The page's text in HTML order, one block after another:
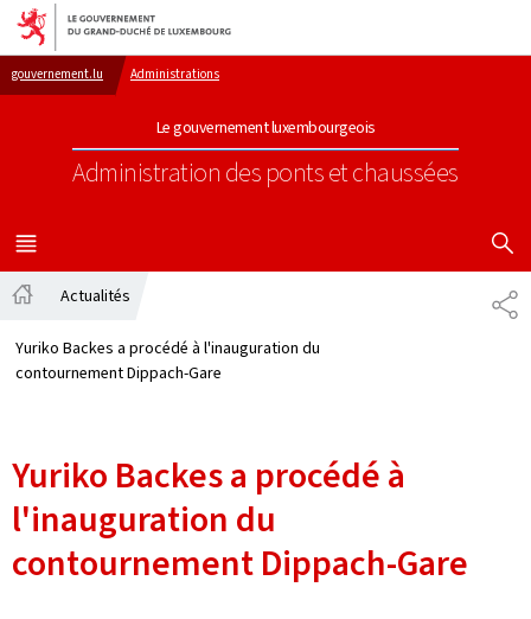
Aller au menu principal
Aller au contenu
gouvernement.lu Administrations
Le gouvernement luxembourgeois
Administration des ponts et chaussées
MENU
PRINCIPAL
Actualités
Yuriko Backes a procédé à l'inauguration du
contournement Dippach-Gare
Yuriko Backes a procédé à
l'inauguration du
contournement Dippach-Gare